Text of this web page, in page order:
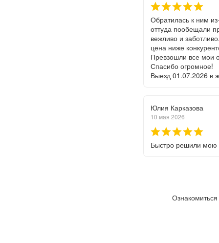
Обратилась к ним
оттуда пообещали
вежливо и
цена ниже
Превзошли все мои
Спасибо огромное!
Выезд 01.07.2026 в
Юлия Карказова
10 мая 2026
Быстро решили мою